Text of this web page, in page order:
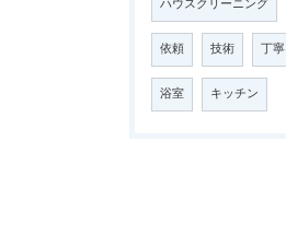
ハウスクリーニング
依頼 技術 丁寧
浴室 キッチン